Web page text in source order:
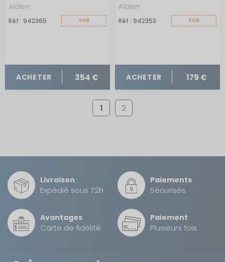
Alden
Réf : 942365
SUR
ACHETER 354 €
Alden
Réf : 942353
SUR
ACHETER 179 €
1 2
Livraison
Expédié sous 72h
Paiements
Sécurisés
Avantages
Carte de fidélité
Paiement
Plusieurs fois